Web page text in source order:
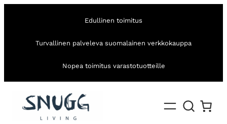
Edullinen toimitus
Turvallinen palveleva suomalainen verkkokauppa
Nopea toimitus varastotuotteille